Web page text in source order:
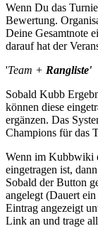
Wenn Du das
Bewertung.
Deine Gesamtnote
darauf hat der
'Team + Rangliste'
Sobald Kubb
können diese
ergänzen. Das
Champions für das
Wenn im Kubbwiki
eingetragen ist,
Sobald der Button
angelegt (Dauert
Eintrag angezeigt
Link an und trage